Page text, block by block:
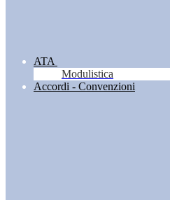
ATA
Modulistica
Accordi - Convenzioni